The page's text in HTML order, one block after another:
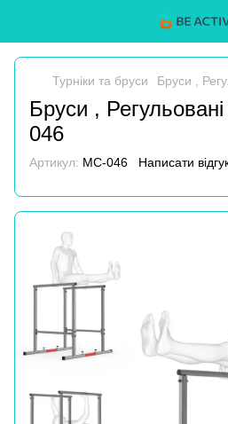
Турніки та бруси Бруси ,
Бруси ,
046
Артикул: MC-046 Написати